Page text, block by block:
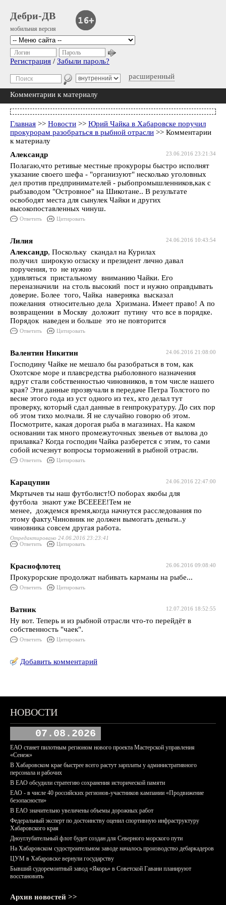
Дебри-ДВ
мобильная версия
расширенный
Логин Пароль
Регистрация / Забыли пароль?
Комментарии к материалу
Главная >> Новости >> Юрий Чайка в Хабаровске поручил
прокурорам разобраться в рыбной отрасли >> Комментарии
к материалу
23.06.2016 23:21:34
Александр
Полагаю,что ретивые местные прокуроры быстро исполнят
указание своего шефа - "организуют" несколько уголовных
дел против предпринимателей - рыбопромышленников,как с
рыбзаводом "Островное" на Шикотане.. В результате
освободят места для сынулек Чайки и других
высокопоставленных чинуш.
Ответить Цитировать
24.06.2016 10:43:54
Лилия
Александр, Поскольку скандал на Курилах
получил широкую огласку и президент лично давал
поручения, то не нужно
удивляться пристальному вниманию Чайки. Его
переназначили на столь высокий пост и нужно оправдывать
доверие. Более того, Чайка наверняка высказал
пожелания относительно дела Хризмана. Имеет право! А по
возвращении в Москву доложит путину что все в порядке.
Порядок наведен и больше это не повторится
Ответить Цитировать
24.06.2016 21:08:00
Валентин Никитин
Господину Чайке не мешало бы разобраться в том, как
Охотское море и плавсредства рыболовного назначения
вдруг стали собственностью чиновников, в том числе нашего
края? Эти данные прозвучали в передаче Петра Толстого по
весне этого года из уст одного из тех, кто делал тут
проверку, который сдал данные в генпрокуратуру. До сих пор
об этом тихо молчали. Я не случайно говорю об этом.
Посмотрите, какая дорогая рыба в магазинах. На каком
основании так много промежуточных звеньев от вылова до
прилавка? Когда господин Чайка разберется с этим, то сами
собой исчезнут вопросы торможений в рыбной отрасли.
Ответить Цитировать
24.06.2016 22:47:00
Карацупин
Мкртычев ты наш футболист!О поборах якобы для
футбола знают уже ВСЕЕЕЕ!Тем не
менее, дождемся время,когда начнутся расследования по
этому факту.Чиновник не должен вымогать деньги..у
чиновника совсем другая работа.
Отредактировано 24.06.2016 23:23:41
Ответить
Цитировать
26.06.2016 09:08:40
Краснофлотец
Прокурорские продолжат набивать карманы на рыбе...
Ответить Цитировать
12.07.2016 18:52:55
Ватник
Ну вот. Теперь и из рыбной отрасли что-то перейдёт в
собственность "чаек".
Ответить Цитировать
Добавить комментарий
НОВОСТИ
07.08.2026
ЕАО станет пилотным регионом нового проекта Мастерской управления
«Сенеж»
В Хабаровском крае быстрее всего растут зарплаты у административного
персонала и рабочих
В ЕАО обсудили стратегию сохранения исторической памяти
ЕАО - в числе 40 российских регионов-участников кампании «Продвижение
безопасности»
В ЕАО значительно увеличены объемы дорожных работ
Федеральный эксперт по достоинству оценил спортивную инфраструктуру
Хабаровского края
Дноуглубительный флот будет создан для Северного морского пути
На Хабаровском судостроительном заводе началось производство дебаркадеров
ЦУМ в Хабаровске вернули государству
Бывший судоремонтный завод «Якорь» в Советской Гавани планируют
восстановить
Архив новостей >>